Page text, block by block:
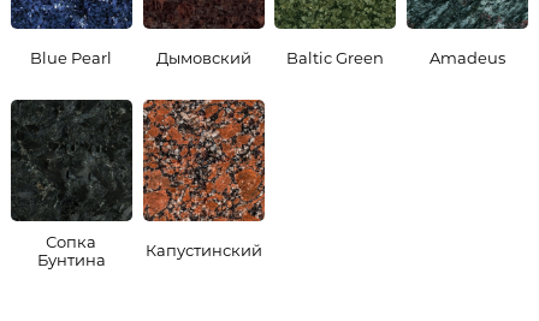
Blue Pearl Дымовский Baltic Green Amadeus
Сопка
Бунтина
Капустинский